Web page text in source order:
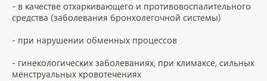
- в качестве отхаркивающего и противовоспалительного
средства (заболевания бронхолегочной системы)
- при нарушении обменных процессов
- гинекологических заболеваниях, при климаксе, сильных
менструальных кровотечениях